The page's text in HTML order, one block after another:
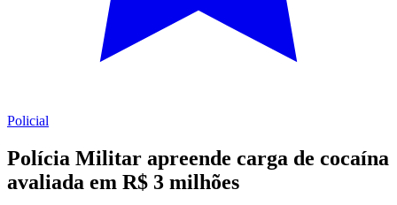
Policial
Polícia Militar apreende carga de cocaína
avaliada em R$ 3 milhões